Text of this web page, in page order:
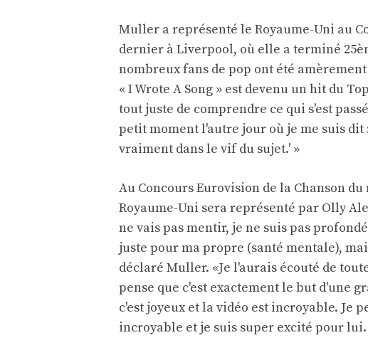
Muller a représenté le Royaume-Uni au
dernier à Liverpool, où elle a terminé
nombreux fans de pop ont été
« I Wrote A Song » est devenu un hit du
tout juste de comprendre ce qui s'est
petit moment l'autre jour où je me suis
vraiment dans le vif du sujet.' »
Au Concours Eurovision de la Chanson
Royaume-Uni sera représenté par Olly
ne vais pas mentir, je ne suis pas
juste pour ma propre (santé mentale),
déclaré Muller. «Je l'aurais écouté de
pense que c'est exactement le but d'une
c'est joyeux et la vidéo est incroyable. Je
incroyable et je suis super excité pour lui.